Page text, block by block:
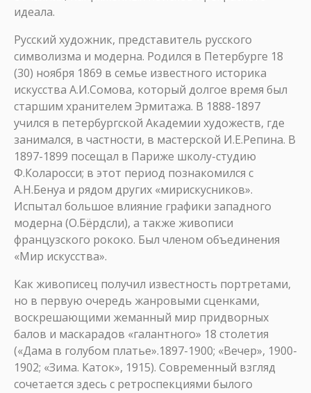
идеала.
Русский художник, представитель русского
символизма и модерна. Родился в Петербурге 18
(30) ноября 1869 в семье известного историка
искусства А.И.Сомова, который долгое время был
старшим хранителем Эрмитажа. В 1888-1897
учился в петербургской Академии художеств, где
занимался, в частности, в мастерской И.Е.Репина. В
1897-1899 посещал в Париже школу-студию
Ф.Коларосси; в этот период познакомился с
А.Н.Бенуа и рядом других «мирискусников».
Испытал большое влияние графики западного
модерна (О.Бёрдсли), а также живописи
французского рококо. Был членом объединения
«Мир искусства».
Как живописец получил известность портретами,
но в первую очередь жанровыми сценками,
воскрешающими жеманный мир придворных
балов и маскарадов «галантного» 18 столетия
(«Дама в голубом платье».1897-1900; «Вечер», 1900-
1902; «Зима. Каток», 1915). Современный взгляд
сочетается здесь с ретроспекциями былого